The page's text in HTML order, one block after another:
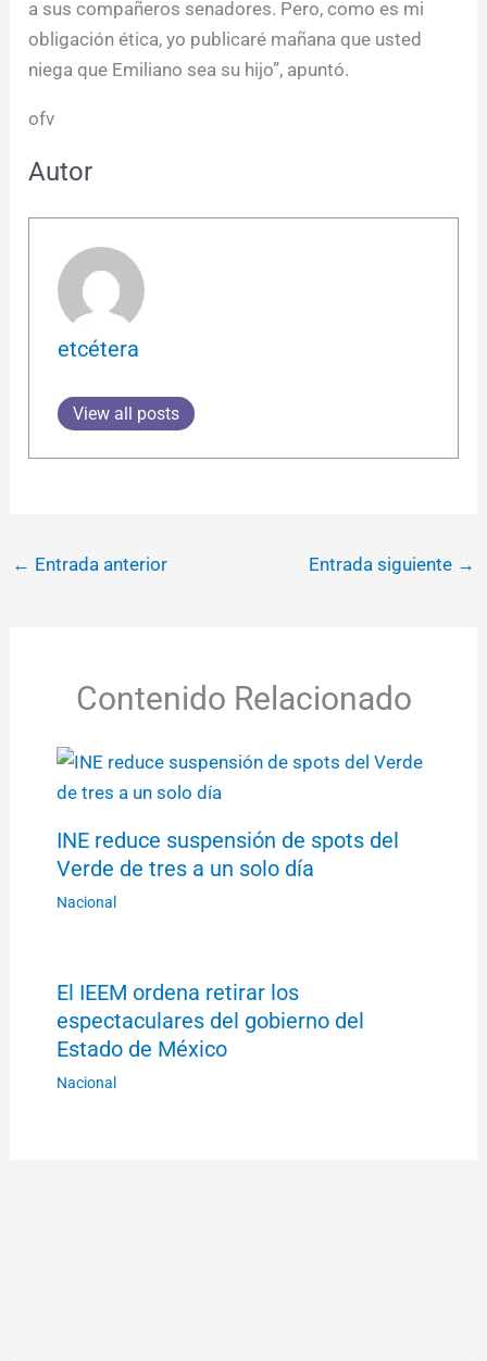
a sus compañeros senadores. Pero, como es mi
obligación ética, yo publicaré mañana que usted
niega que Emiliano sea su hijo”, apuntó.
ofv
Autor
etcétera
View all posts
← Entrada anterior Entrada siguiente →
Contenido Relacionado
INE reduce suspensión de spots del
Verde de tres a un solo día
Nacional
El IEEM ordena retirar los
espectaculares del gobierno del
Estado de México
Nacional